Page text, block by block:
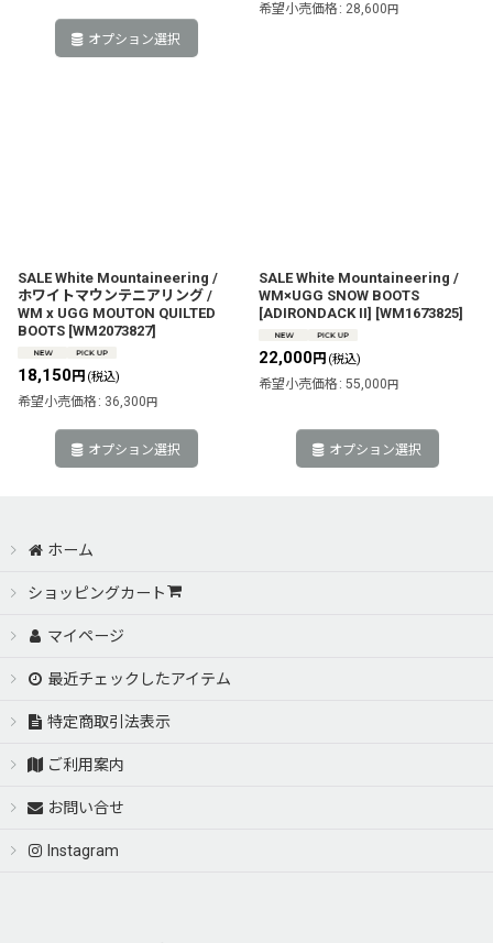
オプション選択
希望小売価格 : 28,600円
SALE White Mountaineering /
ホワイトマウンテニアリング /
WM x UGG MOUTON QUILTED
BOOTS [WM2073827]
18,150円 (税込)
希望小売価格 : 36,300円
オプション選択
SALE White Mountaineering /
WM×UGG SNOW BOOTS
[ADIRONDACK II] [WM1673825]
22,000円 (税込)
希望小売価格 : 55,000円
オプション選択
ホーム
ショッピングカート
マイページ
最近チェックしたアイテム
特定商取引法表示
ご利用案内
お問い合せ
Instagram